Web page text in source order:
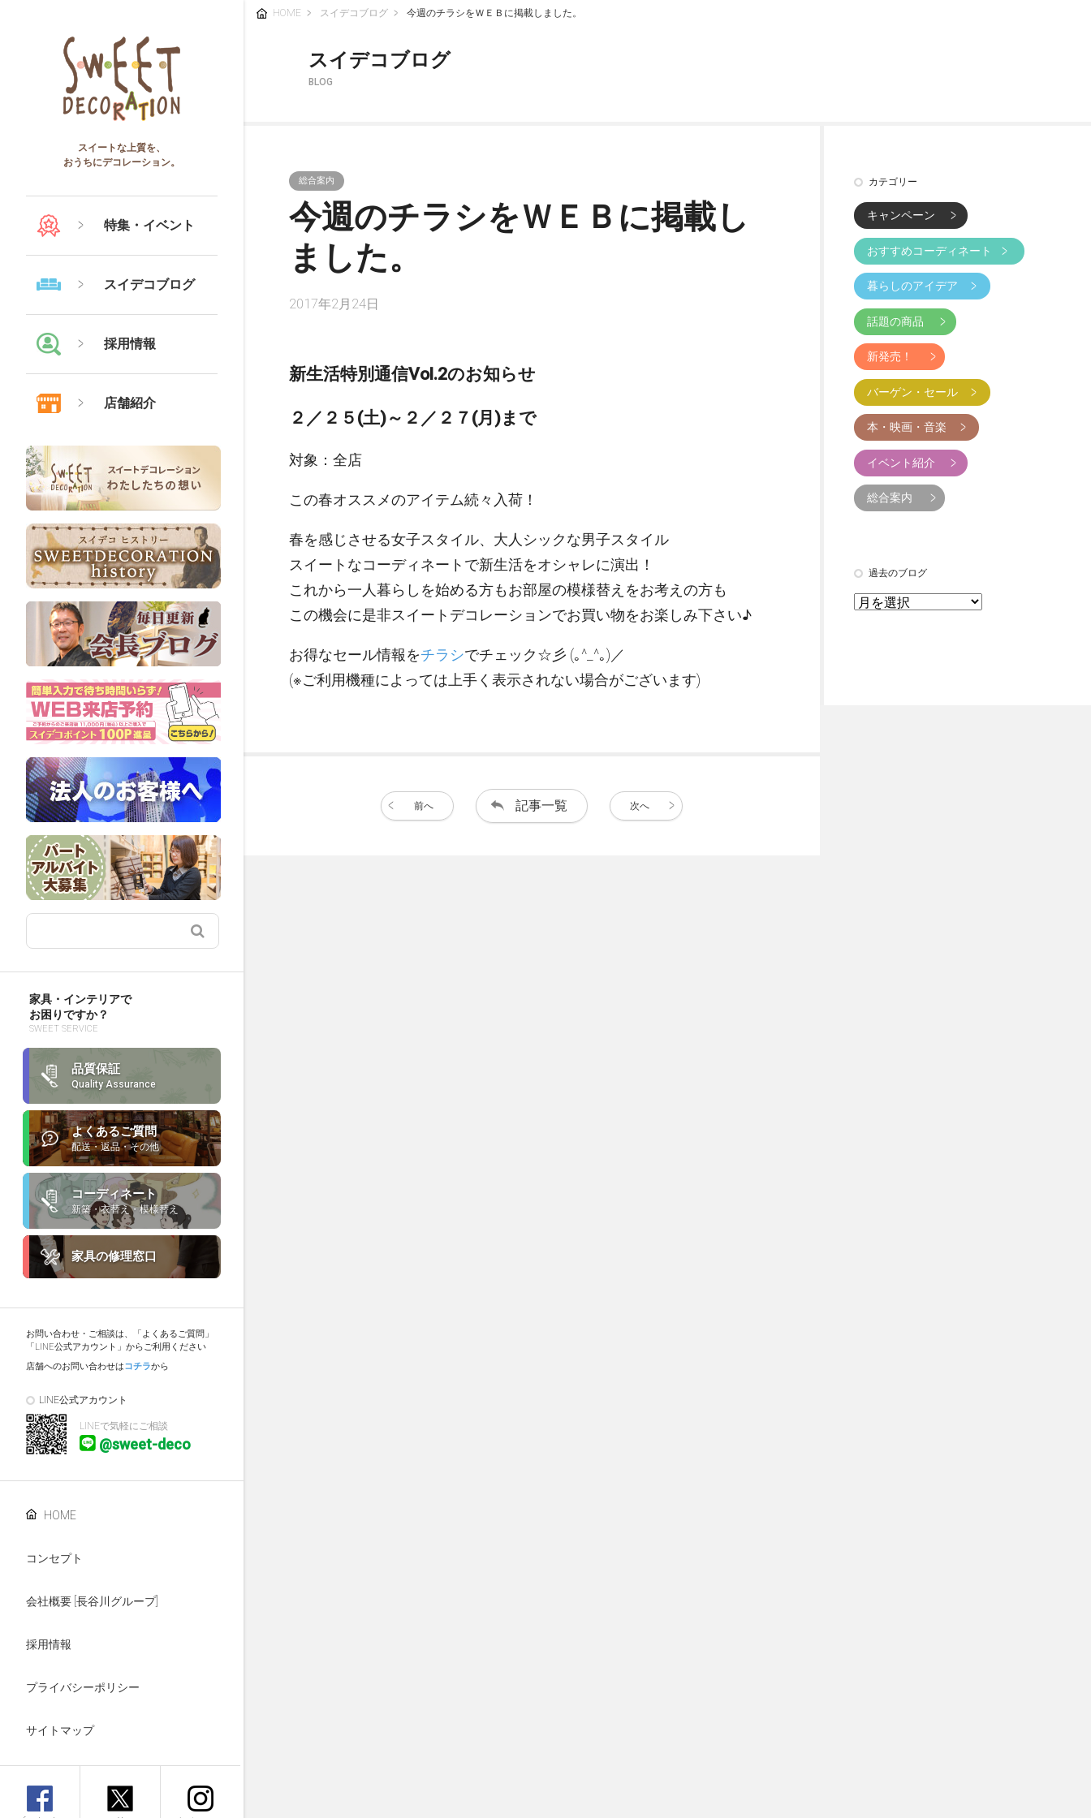
スイートな上質を、
おうちにデコレーション。
特集・イベント
スイデコブログ
採用情報
店舗紹介
家具・インテリアで
お困りですか？
SWEET SERVICE
品質保証
Quality Assurance
よくあるご質問
配送・返品・その他
コーディネート
新築・衣替え・模様替え
家具の修理窓口
お問い合わせ・ご相談は、「よくあるご質問」
「LINE公式アカウント」からご利用ください
店舗へのお問い合わせはコチラから
LINE公式アカウント
LINEで気軽にご相談
@sweet-deco
HOME
コンセプト
会社概要 [長谷川グループ]
採用情報
プライバシーポリシー
サイトマップ
HOME スイデコブログ 今週のチラシをＷＥＢに掲載しました。
スイデコブログ
BLOG
総合案内
今週のチラシをＷＥＢに掲載し
ました。
2017年2月24日
新生活特別通信Vol.2のお知らせ
２／２５(土)～２／２７(月)まで
対象：全店
この春オススメのアイテム続々入荷！
春を感じさせる女子スタイル、大人シックな男子スタイル
スイートなコーディネートで新生活をオシャレに演出！
これから一人暮らしを始める方もお部屋の模様替えをお考えの方も
この機会に是非スイートデコレーションでお買い物をお楽しみ下さい♪
お得なセール情報をチラシでチェック☆彡 (｡^_^｡)／
(※ご利用機種によっては上手く表示されない場合がございます)
前へ 記事一覧 次へ
カテゴリー
キャンペーン
おすすめコーディネート
暮らしのアイデア
話題の商品
新発売！
バーゲン・セール
本・映画・音楽
イベント紹介
総合案内
過去のブログ